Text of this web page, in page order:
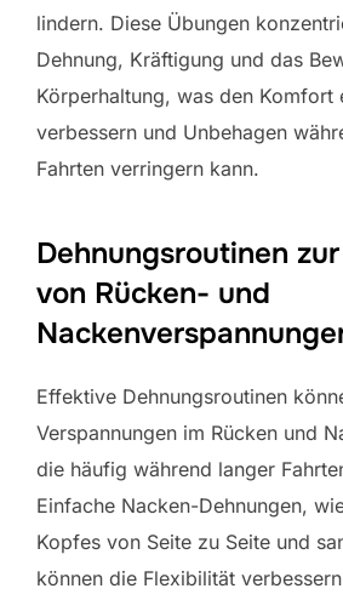
lindern. Diese Übungen
Dehnung, Kräftigung und das
Körperhaltung, was den Komfort
verbessern und Unbehagen
Fahrten verringern kann.
Dehnungsroutinen
von Rücken- und
Effektive Dehnungsroutinen
Verspannungen im Rücken und
die häufig während langer
Einfache Nacken-Dehnungen,
Kopfes von Seite zu Seite und
können die Flexibilität